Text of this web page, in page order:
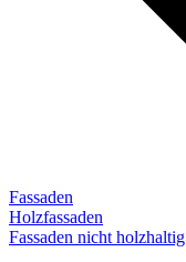
Fassaden
Holzfassaden
Fassaden nicht holzhaltig